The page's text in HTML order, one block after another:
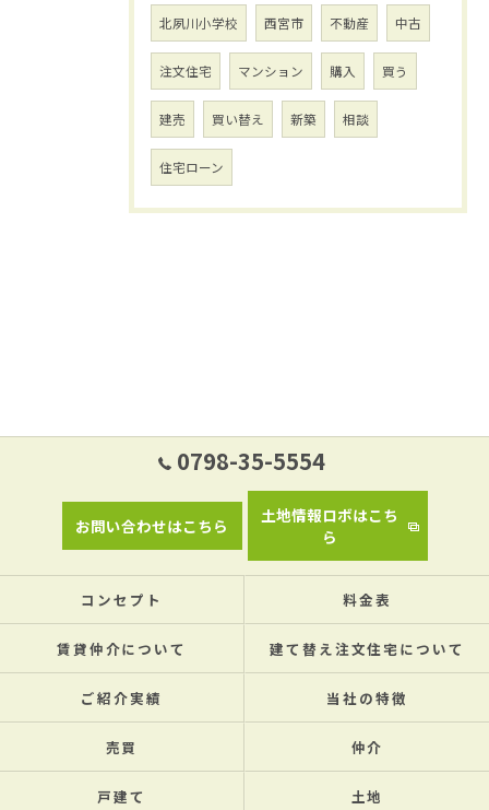
北夙川小学校 西宮市 不動産 中古
注文住宅 マンション 購入 買う
建売 買い替え 新築 相談
住宅ローン
0798-35-5554
お問い合わせはこちら
土地情報ロボはこち
ら
コンセプト 料金表
賃貸仲介について 建て替え注文住宅について
ご紹介実績 当社の特徴
売買 仲介
戸建て 土地